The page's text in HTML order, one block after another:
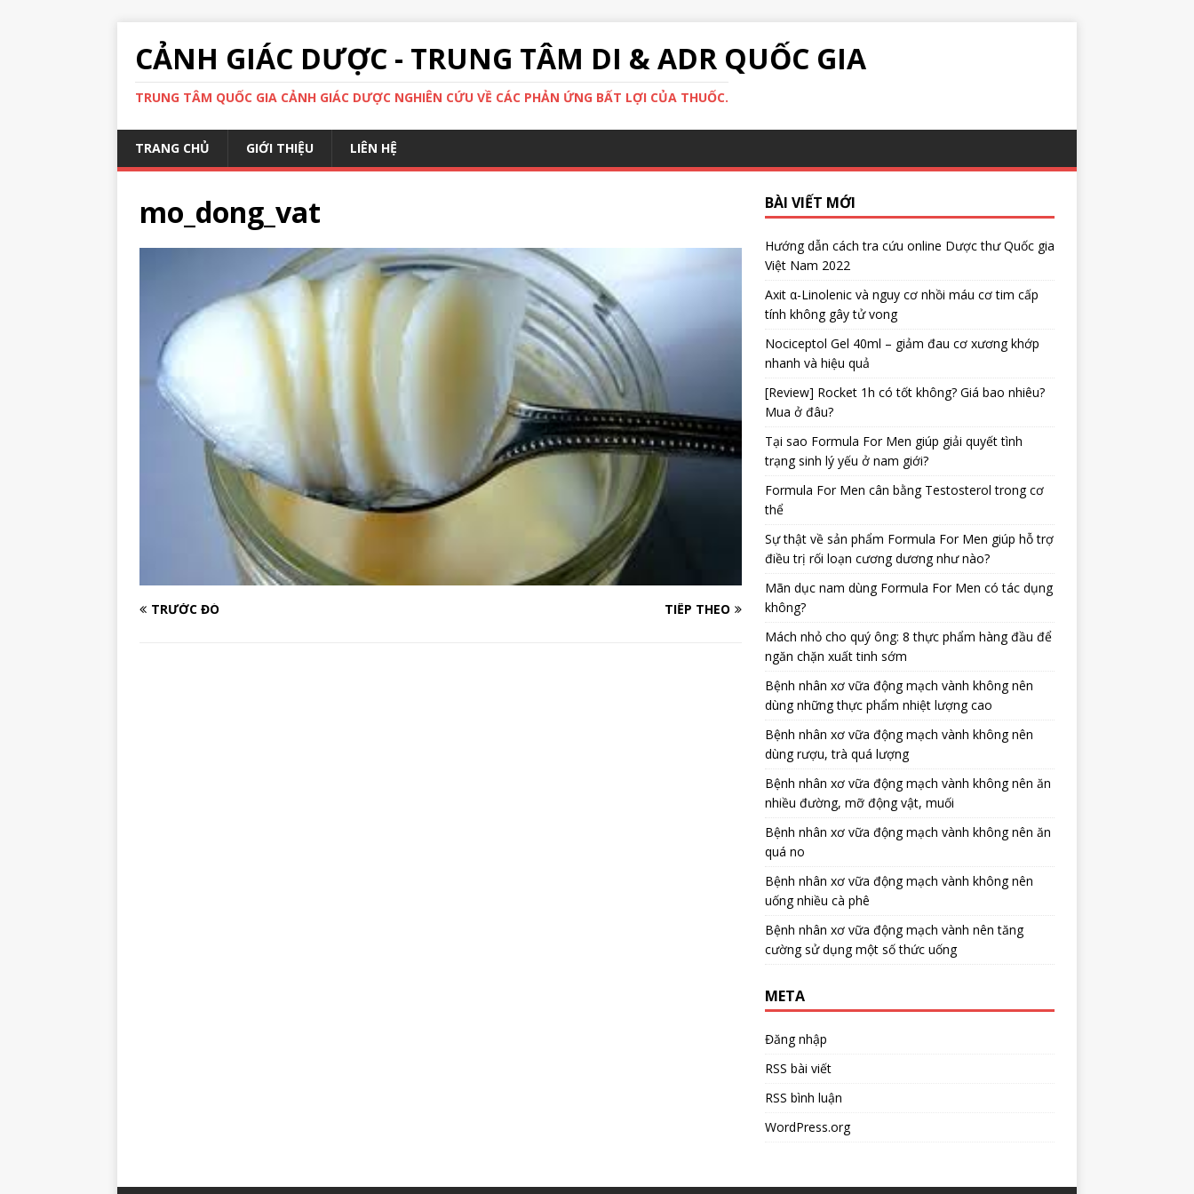
CẢNH GIÁC DƯỢC - TRUNG TÂM DI & ADR QUỐC GIA
TRUNG TÂM QUỐC GIA CẢNH GIÁC DƯỢC NGHIÊN CỨU VỀ CÁC PHẢN ỨNG BẤT LỢI CỦA THUỐC.
TRANG CHỦ GIỚI THIỆU LIÊN HỆ
mo_dong_vat
TRƯỚC ĐÓ TIẾP THEO
BÀI VIẾT MỚI
Hướng dẫn cách tra cứu online Dược thư Quốc gia
Việt Nam 2022
Axit α-Linolenic và nguy cơ nhồi máu cơ tim cấp
tính không gây tử vong
Nociceptol Gel 40ml – giảm đau cơ xương khớp
nhanh và hiệu quả
[Review] Rocket 1h có tốt không? Giá bao nhiêu?
Mua ở đâu?
Tại sao Formula For Men giúp giải quyết tình
trạng sinh lý yếu ở nam giới?
Formula For Men cân bằng Testosterol trong cơ
thể
Sự thật về sản phẩm Formula For Men giúp hỗ trợ
điều trị rối loạn cương dương như nào?
Mãn dục nam dùng Formula For Men có tác dụng
không?
Mách nhỏ cho quý ông: 8 thực phẩm hàng đầu để
ngăn chặn xuất tinh sớm
Bệnh nhân xơ vữa động mạch vành không nên
dùng những thực phẩm nhiệt lượng cao
Bệnh nhân xơ vữa động mạch vành không nên
dùng rượu, trà quá lượng
Bệnh nhân xơ vữa động mạch vành không nên ăn
nhiều đường, mỡ động vật, muối
Bệnh nhân xơ vữa động mạch vành không nên ăn
quá no
Bệnh nhân xơ vữa động mạch vành không nên
uống nhiều cà phê
Bệnh nhân xơ vữa động mạch vành nên tăng
cường sử dụng một số thức uống
META
Đăng nhập
RSS bài viết
RSS bình luận
WordPress.org